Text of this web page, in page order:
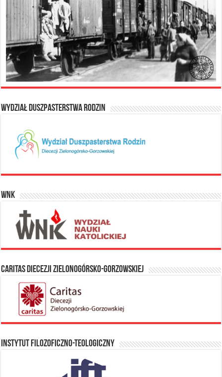
Wydział Duszpasterstwa Rodzin
WNK
Caritas Diecezji Zielonogórsko-Gorzowskiej
Instytut Filozoficzno-Teologiczny